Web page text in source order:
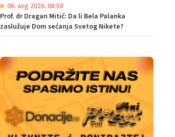
06. avg 2026. 08:58
Prof. dr Dragan Mitić: Da li Bela Palanka
zaslužuje Dom sećanja Svetog Nikete?